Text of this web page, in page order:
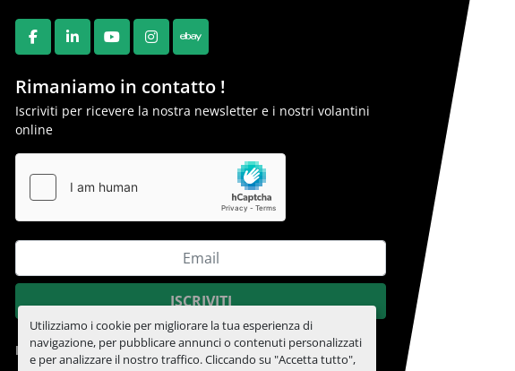
Utilizziamo i cookie per migliorare la tua esperienza di
navigazione, per pubblicare annunci o contenuti personalizzati
e per analizzare il nostro traffico. Cliccando su "Accetta tutto",
FACEBOOK
LINKEDINYOUTUBEINSTAGRAM
EBAY
Rimaniamo in contatto !
Iscriviti per ricevere la nostra newsletter e i nostri volantini
online
ISCRIVITI
Informativa sulla privacy